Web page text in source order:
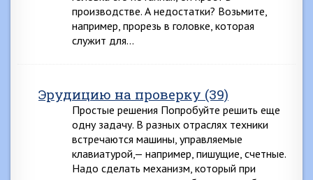
производстве. А недостатки? Возьмите,
например, прорезь в головке, которая
служит для…
Эрудицию на проверку (39)
Простые решения Попробуйте решить еще
одну задачу. В разных отраслях техники
встречаются машины, управляемые
клавиатурой,— например, пишущие, счетные.
Надо сделать механизм, который при